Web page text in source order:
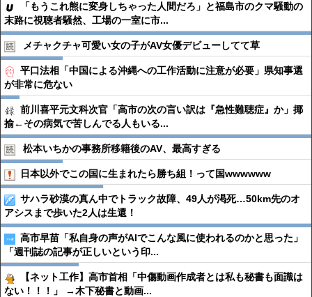
「もうこれ熊に変身しちゃった人間だろ」と福島市のクマ騒動の
末路に視聴者騒然、工場の一室に市...
メチャクチャ可愛い女の子がAV女優デビューしてて草
平口法相「中国による沖縄への工作活動に注意が必要」県知事選
が非常に危ない
前川喜平元文科次官「高市の次の言い訳は『急性難聴症』か」揶
揄←その病気で苦しんでる人もいる...
松本いちかの事務所移籍後のAV、最高すぎる
日本以外でこの国に生まれたら勝ち組！って国wwwwww
サハラ砂漠の真ん中でトラック故障、49人が渇死…50km先のオ
アシスまで歩いた2人は生還！
高市早苗「私自身の声がAIでこんな風に使われるのかと思った」
「週刊誌の記事が正しいという印...
【ネット工作】高市首相「中傷動画作成者とは私も秘書も面識は
ない！！！」 →木下秘書と動画...